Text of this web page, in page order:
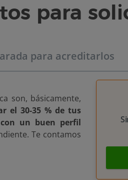
para
para acreditarlos
son, básicamente,
el 30-35 % de tus
un buen perfil
Te contamos